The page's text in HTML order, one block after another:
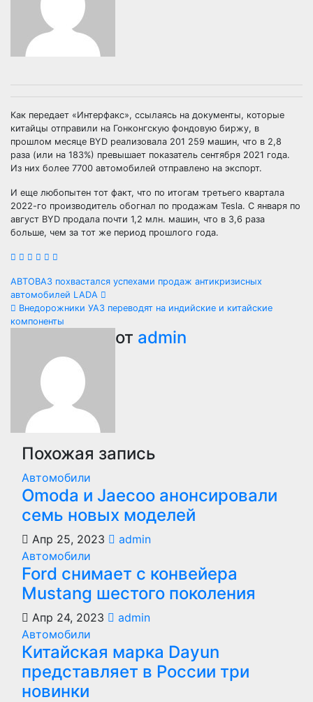
Как передает «Интерфакс», ссылаясь на документы, которые
китайцы отправили на Гонконгскую фондовую биржу, в
прошлом месяце BYD реализовала 201 259 машин, что в 2,8
раза (или на 183%) превышает показатель сентября 2021 года.
Из них более 7700 автомобилей отправлено на экспорт.
И еще любопытен тот факт, что по итогам третьего квартала
2022-го производитель обогнал по продажам Tesla. C января по
август BYD продала почти 1,2 млн. машин, что в 3,6 раза
больше, чем за тот же период прошлого года.
Навигация
по
АВТОВАЗ похвастался успехами продаж антикризисных
автомобилей LADA
Внедорожники УАЗ переводят на индийские и китайские
компоненты
от admin
Похожая запись
Автомобили
Оmoda и Jaecoo анонсировали
семь новых моделей
Апр 25, 2023
admin
Автомобили
Ford снимает с конвейера
Mustang шестого поколения
Апр 24, 2023
admin
Автомобили
Китайская марка Dayun
представляет в России три
новинки